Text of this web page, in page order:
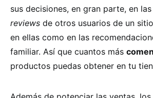
sus decisiones, en gran parte, en
reviews de otros usuarios de un
en ellas como en las
familiar. Así que cuantos más
productos puedas obtener en tu